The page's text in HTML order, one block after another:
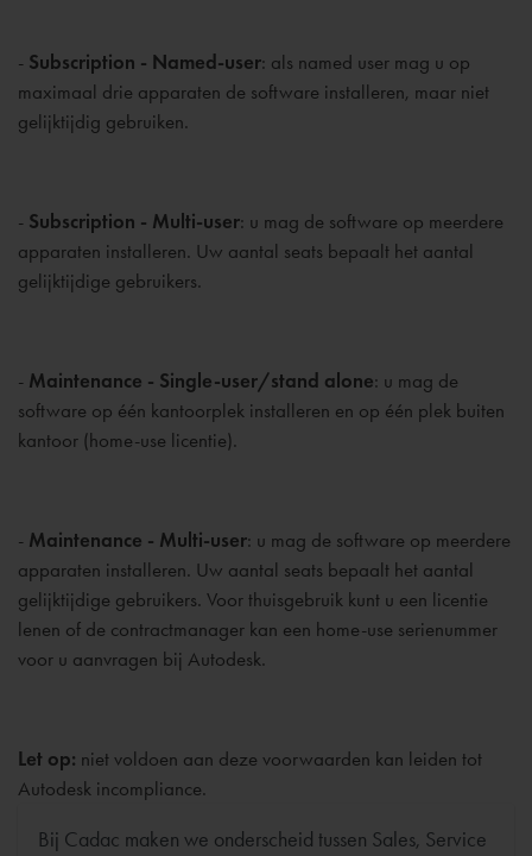
- Subscription - Named-user: als named user mag u op
maximaal drie apparaten de software installeren, maar niet
gelijktijdig gebruiken.
- Subscription - Multi-user: u mag de software op meerdere
apparaten installeren. Uw aantal seats bepaalt het aantal
gelijktijdige gebruikers.
- Maintenance - Single-user/stand alone: u mag de
software op één kantoorplek installeren en op één plek buiten
kantoor (home-use licentie).
- Maintenance - Multi-user: u mag de software op meerdere
apparaten installeren. Uw aantal seats bepaalt het aantal
gelijktijdige gebruikers. Voor thuisgebruik kunt u een licentie
lenen of de contractmanager kan een home-use serienummer
voor u aanvragen bij Autodesk.
Let op: niet voldoen aan deze voorwaarden kan leiden tot
Autodesk incompliance.
Bij Cadac maken we onderscheid tussen Sales, Service